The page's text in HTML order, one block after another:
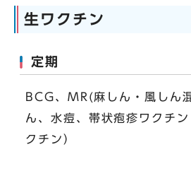
生ワクチン
定期
BCG、MR(麻しん・風しん
ん、水痘、帯状疱疹ワクチ
クチン）